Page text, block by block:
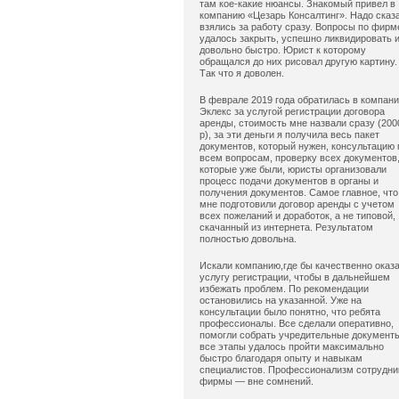
там кое-какие нюансы. Знакомый привел в
компанию «Цезарь Консалтинг». Надо
взялись за работу сразу. Вопросы по
удалось закрыть, успешно ликвидировать и
довольно быстро. Юрист к которому
обращался до них рисовал другую картину.
Так что я доволен.
В феврале 2019 года обратилась в
Эклекс за услугой регистрации договора
аренды, стоимость мне назвали сразу
р), за эти деньги я получила весь пакет
документов, который нужен, консультацию
всем вопросам, проверку всех документов,
которые уже были, юристы организовали
процесс подачи документов в органы и
получения документов. Самое главное, что
мне подготовили договор аренды с учетом
всех пожеланий и доработок, а не типовой,
скачанный из интернета. Результатом
полностью довольна.
Искали компанию,где бы качественно
услугу регистрации, чтобы в дальнейшем
избежать проблем. По рекомендации
остановились на указанной. Уже на
консультации было понятно, что ребята
профессионалы. Все сделали оперативно,
помогли собрать учредительные
все этапы удалось пройти максимально
быстро благодаря опыту и навыкам
специалистов. Профессионализм
фирмы — вне сомнений.